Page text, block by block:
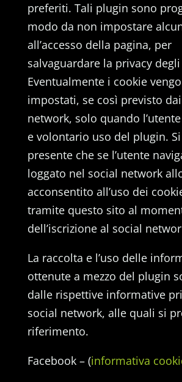
preferiti. Tali plugin sono
modo da non impostare
all’accesso della pagina, per
salvaguardare la privacy
Eventualmente i cookie
impostati, se così previsto
network, solo quando
e volontario uso del plugin.
presente che se l’utente
loggato nel social network
acconsentito all’uso dei
tramite questo sito al
dell’iscrizione al social
La raccolta e l’uso delle
ottenute a mezzo del plugin
dalle rispettive informative
social network, alle quali si
riferimento.
Facebook – (informativa